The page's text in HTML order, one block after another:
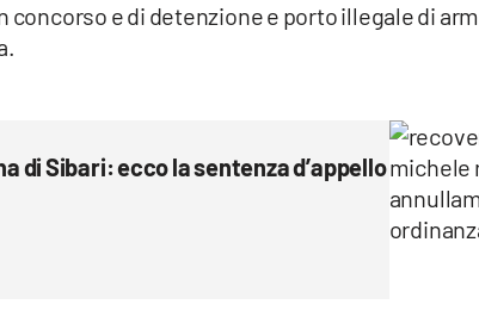
e di detenzione e porto illegale di
di Sibari: ecco la sentenza d’appello